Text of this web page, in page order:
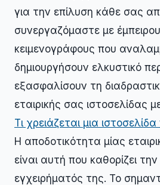
για την επίλυση κάθε σας
συνεργαζόμαστε με
κειμενογράφους που
δημιουργήσουν ελκυστικό
εξασφαλίσουν τη
εταιρικής σας ιστοσελίδας
Τι χρειάζεται μια
Η αποδοτικότητα μίας
είναι αυτή που καθορίζει
εγχειρήματός της. Το